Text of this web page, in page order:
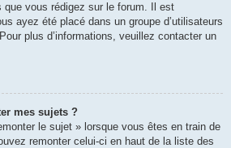
vous rédigez sur le forum. Il est
ayez été placé dans un groupe d’utilisateurs
plus d’informations, veuillez contacter un
mes sujets ?
le sujet » lorsque vous êtes en train de
remonter celui-ci en haut de la liste des